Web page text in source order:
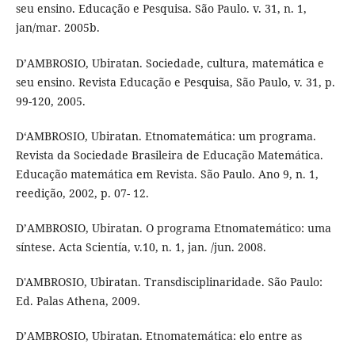
seu ensino. Educação e Pesquisa. São Paulo. v. 31, n. 1,
jan/mar. 2005b.
D’AMBROSIO, Ubiratan. Sociedade, cultura, matemática e
seu ensino. Revista Educação e Pesquisa, São Paulo, v. 31, p.
99-120, 2005.
D‘AMBROSIO, Ubiratan. Etnomatemática: um programa.
Revista da Sociedade Brasileira de Educação Matemática.
Educação matemática em Revista. São Paulo. Ano 9, n. 1,
reedição, 2002, p. 07- 12.
D’AMBROSIO, Ubiratan. O programa Etnomatemático: uma
síntese. Acta Scientía, v.10, n. 1, jan. /jun. 2008.
D'AMBROSIO, Ubiratan. Transdisciplinaridade. São Paulo:
Ed. Palas Athena, 2009.
D’AMBROSIO, Ubiratan. Etnomatemática: elo entre as